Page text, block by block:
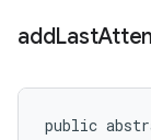
addLast
public